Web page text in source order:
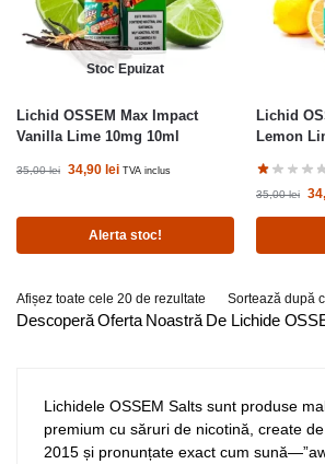
Stoc Epuizat
Lichid OSSEM Max Impact
Vanilla Lime 10mg 10ml
35,00lei 34,90 lei TVA inclus
Alerta stoc!
Lichid
Lemon
35,00lei
Afișez toate cele 20 de rezultate
Descoperă Oferta Noastră De Lichide
Lichidele OSSEM Salts sunt produse
premium cu săruri de nicotină, create
2015 și pronunțate exact cum